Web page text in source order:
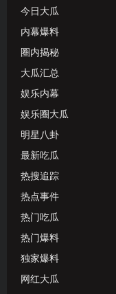
今日大瓜
内幕爆料
圈内揭秘
大瓜汇总
娱乐内幕
娱乐圈大瓜
明星八卦
最新吃瓜
热搜追踪
热点事件
热门吃瓜
热门爆料
独家爆料
网红大瓜